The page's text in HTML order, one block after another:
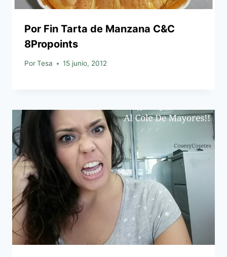
Por Fin Tarta de Manzana C&C
8Propoints
PorTesa 15 junio, 2012